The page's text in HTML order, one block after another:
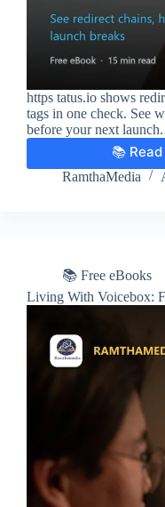
https tatus.io shows
tags in one check. See
before your next
📚
RamthaMedia
📚 Free eBooks
Living With Voicebox: